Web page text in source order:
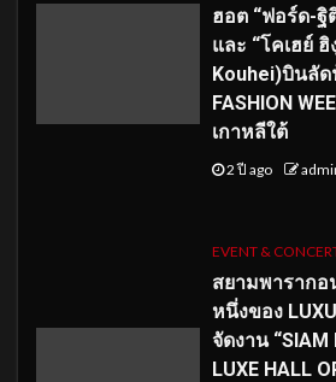
ฮอต “ฟอร์ด-ฐิ
และ “โคเฮย์
Kouhei)บินลัด
FASHION
เกาหลีใต้
2 ปี ago
EVENT &
สยามพารากอ
หนึ่งของ
จัดงาน “SIAM
LUXE HALL